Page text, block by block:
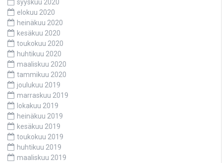
syyskuu 2020
elokuu 2020
heinäkuu 2020
kesäkuu 2020
toukokuu 2020
huhtikuu 2020
maaliskuu 2020
tammikuu 2020
joulukuu 2019
marraskuu 2019
lokakuu 2019
heinäkuu 2019
kesäkuu 2019
toukokuu 2019
huhtikuu 2019
maaliskuu 2019